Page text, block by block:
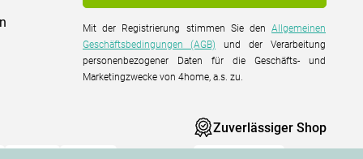
Mit der Registrierung stimmen Sie denAllgemeinen
Geschäftsbedingungen (AGB) und der Verarbeitung
personenbezogener Daten für die Geschäfts- und
Marketingzwecke von 4home, a.s. zu.
Zuverlässiger Shop